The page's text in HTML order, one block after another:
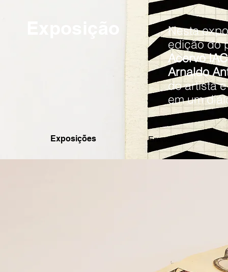
Nesta
edição do
Acervo IAC
Arnaldo
do artista
em um
Exposições Em cartaz